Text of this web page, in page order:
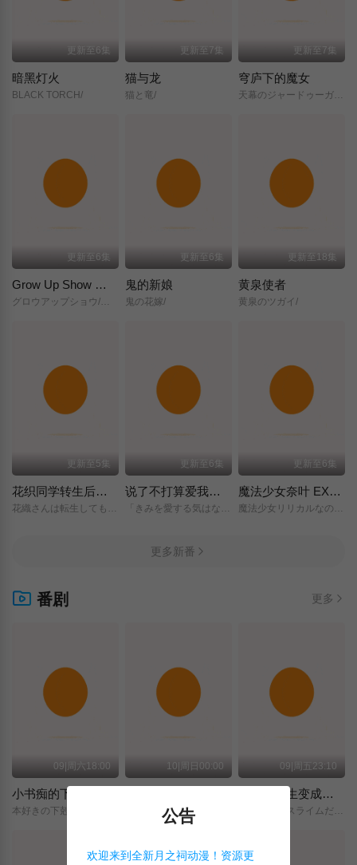
更新至6集
暗黑灯火
BLACK TORCH/
更新至7集
猫与龙
猫と竜/
更新至7集
穹庐下的魔女
天幕のジャードゥーガル/
更新至6集
Grow Up Show ～向日葵马戏团～
グロウアップショウ/～ひまわりのサーカス団～/
更新至6集
鬼的新娘
鬼の花嫁/
更新至18集
黄泉使者
黄泉のツガイ/
更新至5集
花织同学转生后还是想干架
花織さんは転生しても喧嘩がしたい/
更新至6集
说了不打算爱我的公爵继承人，不知为何对我宠爱有加
「きみを愛する気はない」と言った次期公爵様がなぜか溺愛してきます/
更新至6集
魔法少女奈叶 EXCEEDS Gun Blaze Vengeance
魔法少女リリカルなのは/EXCEEDS/Gun/Blaze/Vengeance/
更多新番
番剧 更多
09|周六18:00 10|周日00:00 09|周五23:10
关于我转生变成史莱姆这档事 第四季
転生したらスライムだった件/第4期/
公告
欢迎来到全新月之祠动漫！资源更